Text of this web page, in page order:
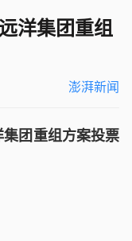
洋集团重组
澎湃新闻
团重组方案投票